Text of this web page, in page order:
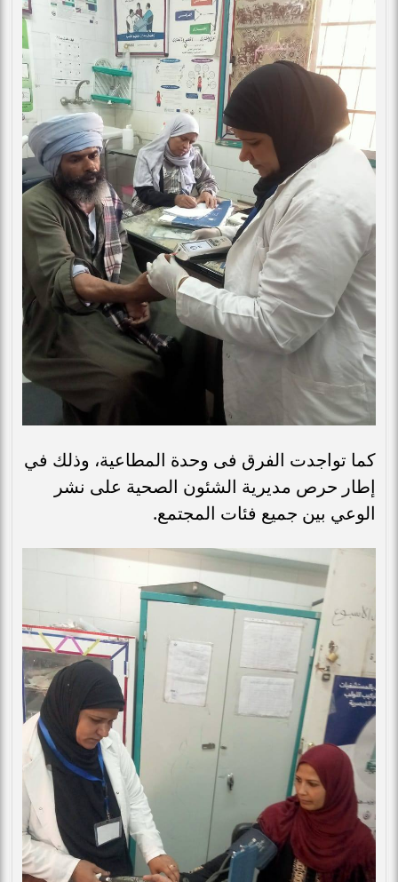
كما تواجدت الفرق فى وحدة المطاعية، وذلك في
إطار حرص مديرية الشئون الصحية على نشر
الوعي بين جميع فئات المجتمع.